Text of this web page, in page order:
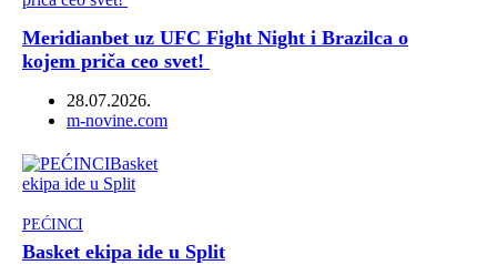
Meridianbet uz UFC Fight Night i Brazilca o
kojem priča ceo svet!
28.07.2026.
Author
m-novine.com
PEĆINCI
Basket ekipa ide u Split